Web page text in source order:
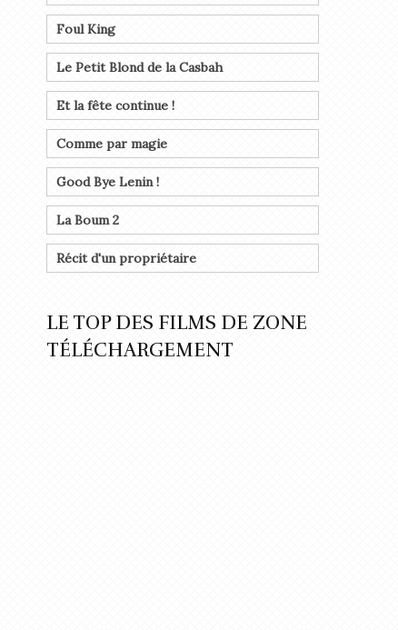
Foul King
Le Petit Blond de la Casbah
Et la fête continue !
Comme par magie
Good Bye Lenin !
La Boum 2
Récit d'un propriétaire
LE TOP DES FILMS DE ZONE
TÉLÉCHARGEMENT